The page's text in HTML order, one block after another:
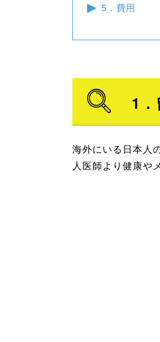
5．費用
1
海外にいる日本人
人医師より健康や